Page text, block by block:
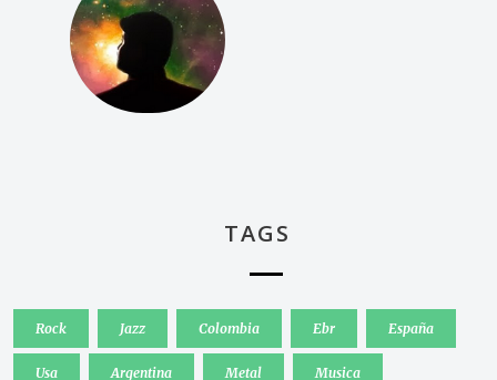
TAGS
Rock Jazz Colombia Ebr España
Usa Argentina Metal Musica